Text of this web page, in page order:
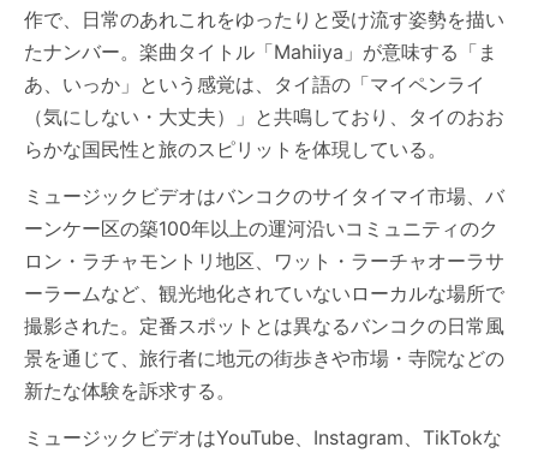
作で、日常のあれこれをゆったりと受け流す姿勢を描い
たナンバー。楽曲タイトル「Mahiiya」が意味する「ま
あ、いっか」という感覚は、タイ語の「マイペンライ
（気にしない・大丈夫）」と共鳴しており、タイのおお
らかな国民性と旅のスピリットを体現している。
ミュージックビデオはバンコクのサイタイマイ市場、バ
ーンケー区の築100年以上の運河沿いコミュニティのク
ロン・ラチャモントリ地区、ワット・ラーチャオーラサ
ーラームなど、観光地化されていないローカルな場所で
撮影された。定番スポットとは異なるバンコクの日常風
景を通じて、旅行者に地元の街歩きや市場・寺院などの
新たな体験を訴求する。
ミュージックビデオはYouTube、Instagram、TikTokな